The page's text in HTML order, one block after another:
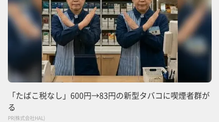
「たばこ税なし」600円→83円の新型タバコに喫煙者群が
る
PR(株式会社HAL)